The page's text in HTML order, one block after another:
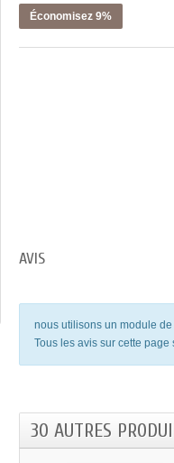
Économisez 9%
AVIS
nous utilisons un module
Tous les avis sur cette
30 AUTRES